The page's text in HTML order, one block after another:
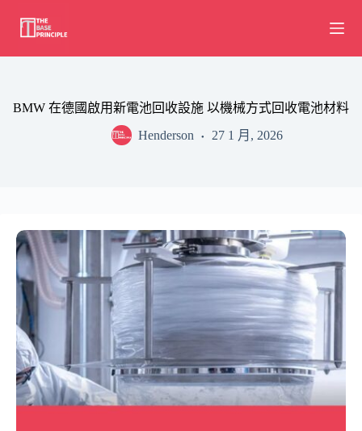
content
BMW 在德國啟用新電池回收設施 以機械方式回收電池材料
Henderson
27 1 月, 2026